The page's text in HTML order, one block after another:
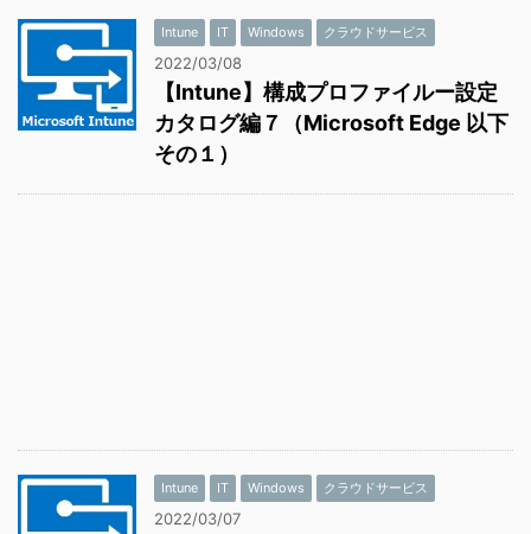
Intune IT Windows クラウドサービス
2022/03/08
【Intune】構成プロファイルー設定
カタログ編７（Microsoft Edge 以下
その１）
Intune IT Windows クラウドサービス
2022/03/07